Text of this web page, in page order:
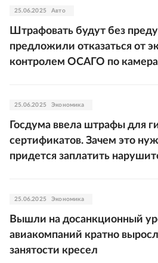
25.06.2025 Авто
Штрафовать будут без
предложили отказаться от
контролем ОСАГО по
25.06.2025 Экономика
Госдума ввела штрафы для
сертификатов. Зачем это
придется заплатить
25.06.2025 Экономика
Вышли на досанкционный
авиакомпаний кратно
занятости кресел